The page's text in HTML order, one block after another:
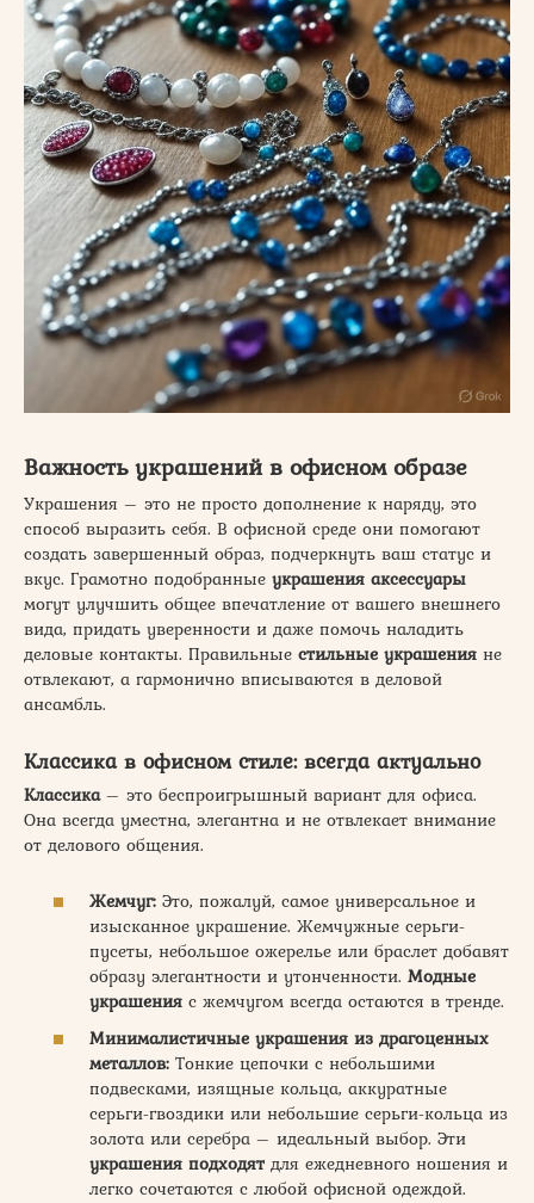
Важность украшений в офисном образе
Украшения – это не просто дополнение к наряду, это
способ выразить себя. В офисной среде они помогают
создать завершенный образ, подчеркнуть ваш статус и
вкус. Грамотно подобранные украшения аксессуары
могут улучшить общее впечатление от вашего внешнего
вида, придать уверенности и даже помочь наладить
деловые контакты. Правильные стильные украшения не
отвлекают, а гармонично вписываются в деловой
ансамбль.
Классика в офисном стиле: всегда актуально
Классика– это беспроигрышный вариант для офиса.
Она всегда уместна, элегантна и не отвлекает внимание
от делового общения.
Жемчуг: Это, пожалуй, самое универсальное и
изысканное украшение. Жемчужные серьги-
пусеты, небольшое ожерелье или браслет добавят
образу элегантности и утонченности. Модные
украшения с жемчугом всегда остаются в тренде.
Минималистичные украшения из драгоценных
металлов: Тонкие цепочки с небольшими
подвесками, изящные кольца, аккуратные
серьги-гвоздики или небольшие серьги-кольца из
золота или серебра – идеальный выбор. Эти
украшения подходят для ежедневного ношения и
легко сочетаются с любой офисной одеждой.